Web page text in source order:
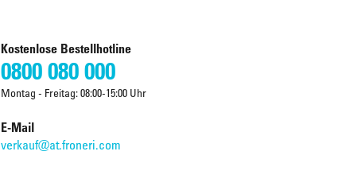
Kostenlose Bestellhotline
0800 080 000
Montag - Freitag: 08:00-15:00 Uhr
E-Mail
verkauf@at.froneri.com